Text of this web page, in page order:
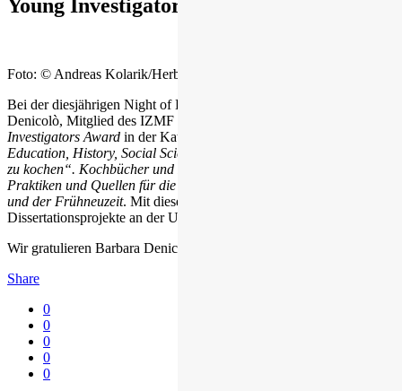
Young Investigators Award
Foto: © Andreas Kolarik/Herbert Rohrer
Bei der diesjährigen Night of Excellence der PLUS erhielt Barbara
Denicolò, Mitglied des IZMF und des Doktoratskolleg, den
Investigators Award in der Kategorie
Education, History, Social Sciences
zu kochen“. Kochbücher und Rezeptsammlungen als diskursive
Praktiken und Quellen für die Kulturgeschichte des Spätmittelalters
und der Frühneuzeit. Mit diesem Preis werden jährlich die besten
Dissertationsprojekte an der Universität prämiert.
Wir gratulieren Barbara Denicolò herzlich zu diesem Erfolg!
Share
0
0
0
0
0